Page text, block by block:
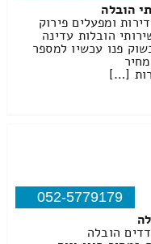
הובלה
ומפעלים פירוק
הובלות עדינה
פנו עכשיו למספר
[…]
052-5779179
הובלה